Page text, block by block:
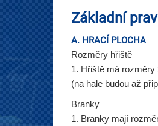
Základní
A. HRACÍ PLOCHA
Rozměry hřiště
1. Hřiště má rozměry
(na hale budou až
Branky
1. Branky mají